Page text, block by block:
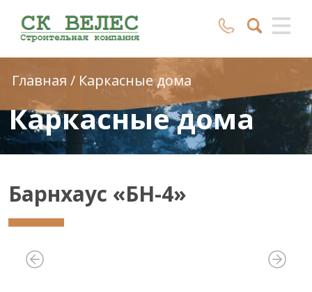
Главная / Каркасные дома
Каркасные дома
Барнхаус «БН-4»